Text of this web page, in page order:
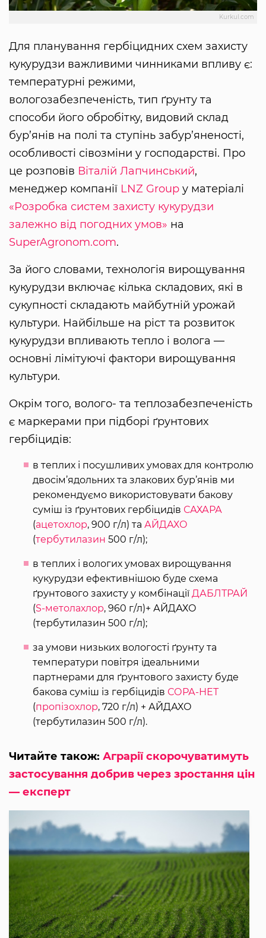
Kurkul.com
Для планування гербіцидних схем захисту
кукурудзи важливими чинниками впливу є:
температурні режими,
вологозабезпеченість, тип ґрунту та
способи його обробітку, видовий склад
бур’янів на полі та ступінь забур’яненості,
особливості сівозміни у господарстві. Про
це розповів Віталій Лапчинський,
менеджер компанії LNZ Group у матеріалі
«Розробка систем захисту кукурудзи
залежно від погодних умов» на
SuperAgronom.com.
За його словами, технологія вирощування
кукурудзи включає кілька складових, які в
сукупності складають майбутній урожай
культури. Найбільше на ріст та розвиток
кукурудзи впливають тепло і волога —
основні лімітуючі фактори вирощування
культури.
Окрім того, волого- та теплозабезпеченість
є маркерами при підборі ґрунтових
гербіцидів:
в теплих і посушливих умовах для контролю
двосім’ядольних та злакових бур’янів ми
рекомендуємо використовувати бакову
суміш із ґрунтових гербіцидів САХАРА
(ацетохлор, 900 г/л) та АЙДАХО
(тербутилазин 500 г/л);
в теплих і вологих умовах вирощування
кукурудзи ефективнішою буде схема
ґрунтового захисту у комбінації ДАБЛТРАЙ
(S-метолахлор, 960 г/л)+ АЙДАХО
(тербутилазин 500 г/л);
за умови низьких вологості ґрунту та
температури повітря ідеальними
партнерами для ґрунтового захисту буде
бакова суміш із гербіцидів СОРА-НЕТ
(пропізохлор, 720 г/л) + АЙДАХО
(тербутилазин 500 г/л).
Читайте також: Аграрії скорочуватимуть
застосування добрив через зростання цін
— експерт